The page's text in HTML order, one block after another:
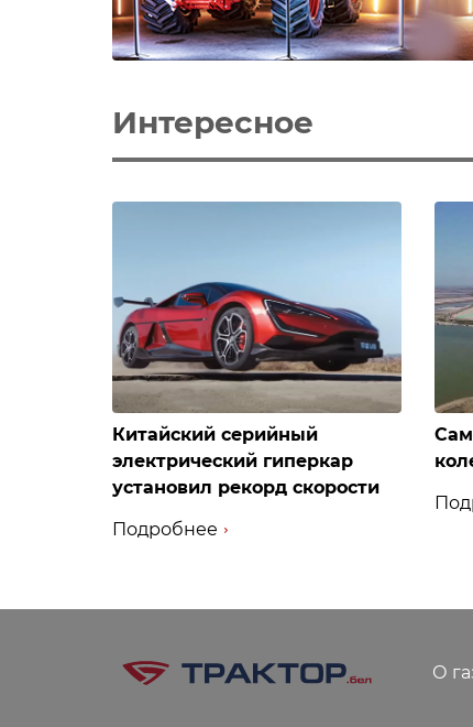
Интересное
Китайский серийный
электрический гиперкар
установил рекорд скорости
Подробнее
О